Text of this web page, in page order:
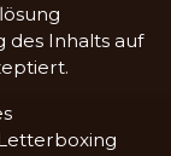
Inhalts auf